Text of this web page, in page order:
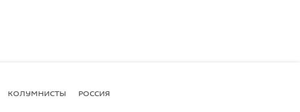
КОЛУМНИСТЫ РОССИЯ